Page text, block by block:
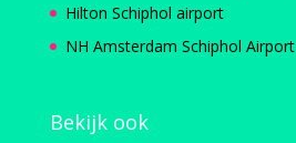
Hilton Schiphol airport
NH Amsterdam Schiphol Airport
Bekijk ook